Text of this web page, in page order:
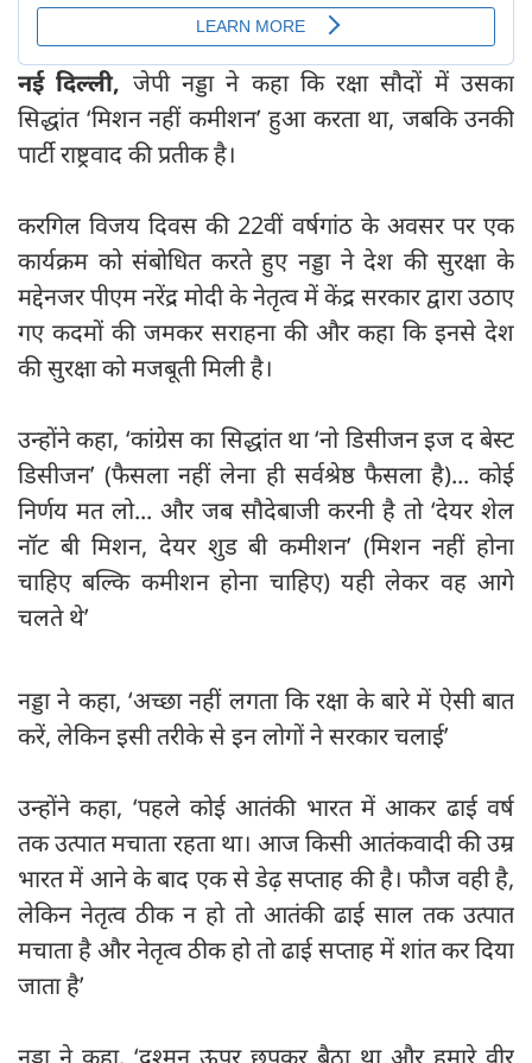
नई दिल्‍ली, जेपी नड्डा ने कहा कि रक्षा सौदों में उसका
सिद्धांत ‘मिशन नहीं कमीशन’ हुआ करता था, जबकि उनकी
पार्टी राष्ट्रवाद की प्रतीक है।
करगिल विजय दिवस की 22वीं वर्षगांठ के अवसर पर एक
कार्यक्रम को संबोधित करते हुए नड्डा ने देश की सुरक्षा के
मद्देनजर पीएम नरेंद्र मोदी के नेतृत्व में केंद्र सरकार द्वारा उठाए
गए कदमों की जमकर सराहना की और कहा कि इनसे देश
की सुरक्षा को मजबूती मिली है।
उन्होंने कहा, ‘कांग्रेस का सिद्धांत था ‘नो डिसीजन इज द बेस्ट
डिसीजन’ (फैसला नहीं लेना ही सर्वश्रेष्ठ फैसला है)... कोई
निर्णय मत लो... और जब सौदेबाजी करनी है तो ‘देयर शेल
नॉट बी मिशन, देयर शुड बी कमीशन’ (मिशन नहीं होना
चाहिए बल्कि कमीशन होना चाहिए) यही लेकर वह आगे
चलते थे’
नड्डा ने कहा, ‘अच्छा नहीं लगता कि रक्षा के बारे में ऐसी बात
करें, लेकिन इसी तरीके से इन लोगों ने सरकार चलाई’
उन्होंने कहा, ‘पहले कोई आतंकी भारत में आकर ढाई वर्ष
तक उत्पात मचाता रहता था। आज किसी आतंकवादी की उम्र
भारत में आने के बाद एक से डेढ़ सप्ताह की है। फौज वही है,
लेकिन नेतृत्व ठीक न हो तो आतंकी ढाई साल तक उत्पात
मचाता है और नेतृत्व ठीक हो तो ढाई सप्ताह में शांत कर दिया
जाता है’